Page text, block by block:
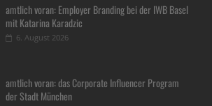
amtlich voran: Employer Branding bei der IWB Basel
mit Katarina Karadzic
6. August 2026
amtlich voran: das Corporate Influencer Program
der Stadt München